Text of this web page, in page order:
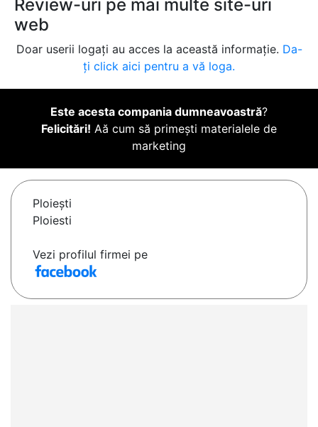
Review-uri pe mai multe site-uri
web
Doar userii logați au acces la această informație. Da-
ți click aici pentru a vă loga.
Este acesta compania dumneavoastră?
Felicitări! Aă cum să primești materialele de
marketing
Ploieşti
Ploiesti
Vezi profilul firmei pe